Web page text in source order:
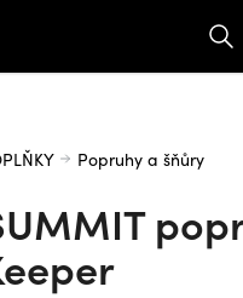
Popruhy a šňůry